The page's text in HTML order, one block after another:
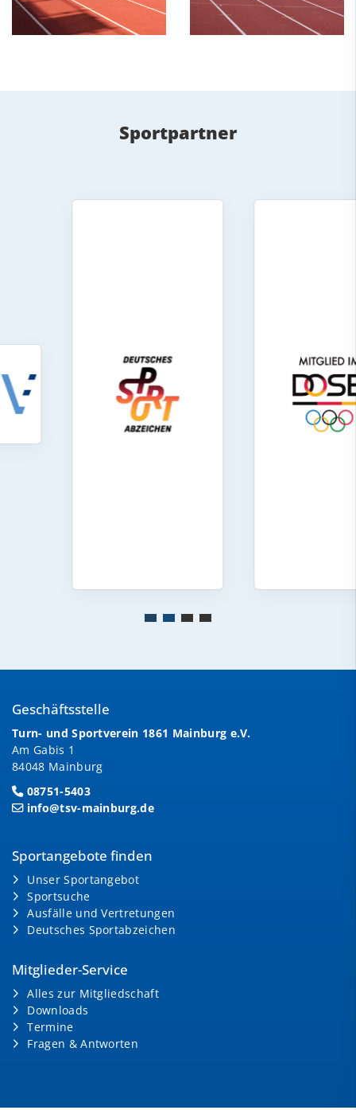
Sportpartner
Geschäftsstelle
Turn- und Sportverein 1861 Mainburg e.V.
Am Gabis 1
84048 Mainburg
08751-5403
info@tsv-mainburg.de
Sportangebote finden
Unser Sportangebot
Sportsuche
Ausfälle und Vertretungen
Deutsches Sportabzeichen
Mitglieder-Service
Alles zur Mitgliedschaft
Downloads
Termine
Fragen & Antworten